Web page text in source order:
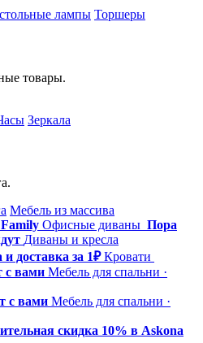
лампы Торшеры
товары.
Зеркала
Мебель из массива
Офисные диваны Пора
Диваны и кресла
доставка за 1₽ Кровати
с вами Мебель для спальни ·
с вами Мебель для спальни ·
скидка 10% в Askona